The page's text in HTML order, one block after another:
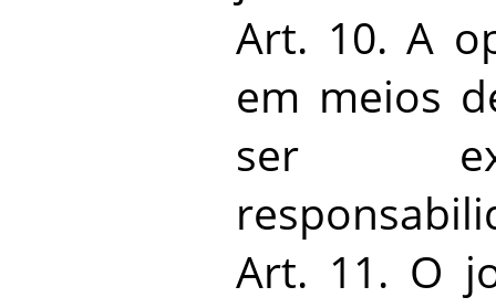
Art. 10. A
em meios
ser
Art. 11. O